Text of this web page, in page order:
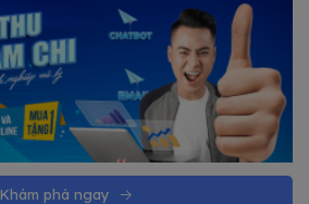
Khám phá ngay